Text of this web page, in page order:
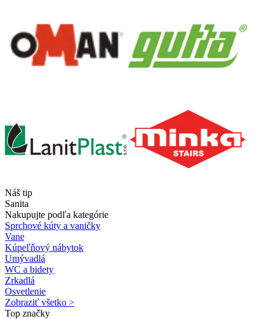
Náš tip
Sanita
Nakupujte podľa kategórie
Sprchové kúty a vaničky
Vane
Kúpeľňový nábytok
Umývadlá
WC a bidety
Zrkadlá
Osvetlenie
Zobraziť všetko >
Top značky